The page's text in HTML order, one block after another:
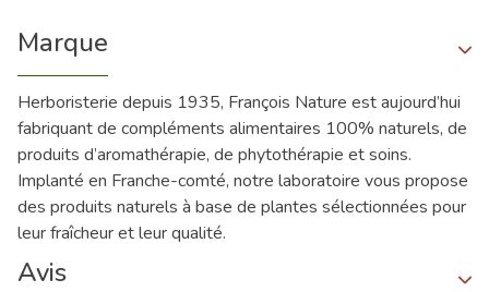
Marque
Herboristerie depuis 1935, François Nature est aujourd’hui
fabriquant de compléments alimentaires 100% naturels, de
produits d’aromathérapie, de phytothérapie et soins.
Implanté en Franche-comté, notre laboratoire vous propose
des produits naturels à base de plantes sélectionnées pour
leur fraîcheur et leur qualité.
Avis